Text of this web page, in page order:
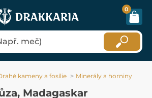
0
kameny a fosílie Minerály a horniny
Madagaskar